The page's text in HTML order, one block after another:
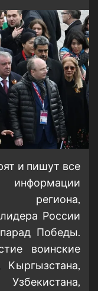
и пишут все
региона,
России
Победы.
воинские
Кыргызстана,